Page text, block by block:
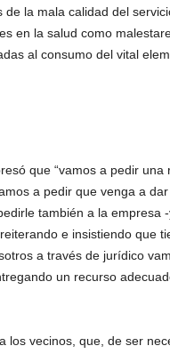
la mala calidad del
en la salud como
al consumo del vital
que “vamos a pedir una
a pedir que venga a
también a la empresa
e insistiendo que
a través de jurídico
un recurso
los vecinos, que, de ser